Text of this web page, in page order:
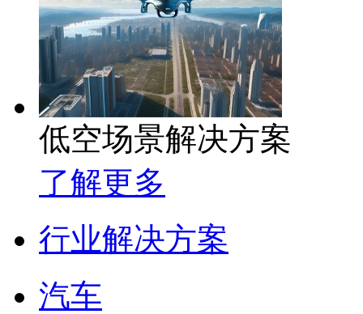
低空场景解决方案
了解更多
行业解决方案
汽车